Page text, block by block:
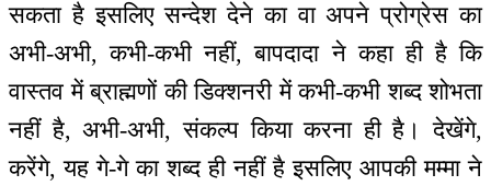
सकता है इसलिए सन्देश देने का वा अपने प्रोग्रेस का
अभी-अभी, कभी-कभी नहीं, बापदादा ने कहा ही है कि
वास्तव में ब्राह्मणों की डिक्शनरी में कभी-कभी शब्द शोभता
नहीं है, अभी-अभी, संकल्प किया करना ही है। देखेंगे,
करेंगे, यह गे-गे का शब्द ही नहीं है इसलिए आपकी मम्मा ने